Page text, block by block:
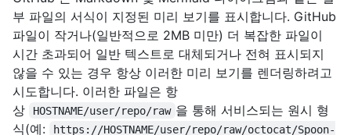
부 파일의 서식이 지정된 미리 보기를 표시합니다. GitHub
파일이 작거나(일반적으로 2MB 미만) 더 복잡한 파일이
시간 초과되어 일반 텍스트로 대체되거나 전혀 표시되지
않을 수 있는 경우 항상 이러한 미리 보기를 렌더링하려고
시도합니다. 이러한 파일은 항
상
HOSTNAME/user/repo/raw 을 통해 서비스되는 원시 형
식(예:
https://HOSTNAME/user/repo/raw/octocat/Spoon-